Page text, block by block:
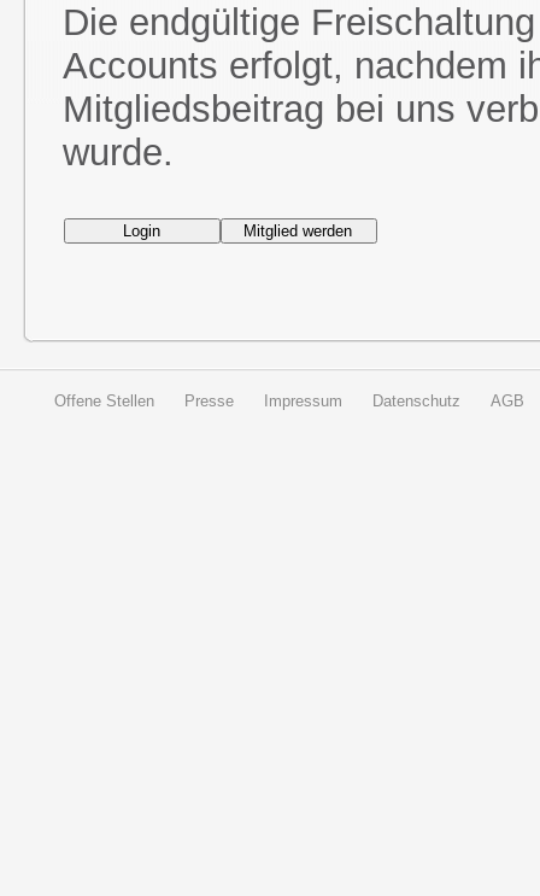
Die endgültige
Accounts erfolgt, nachdem
Mitgliedsbeitrag bei uns
wurde.
Offene Stellen Presse Impressum Datenschutz AGB